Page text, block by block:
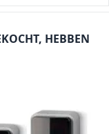
HEBBEN